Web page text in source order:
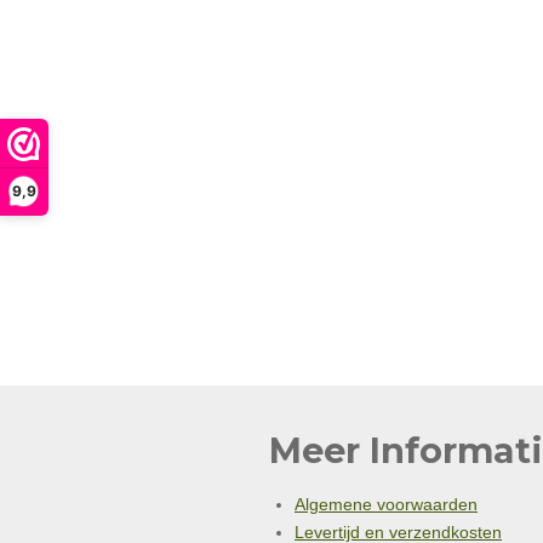
9,9
Meer
Algemene voorwaarden
Levertijd en verzendkosten